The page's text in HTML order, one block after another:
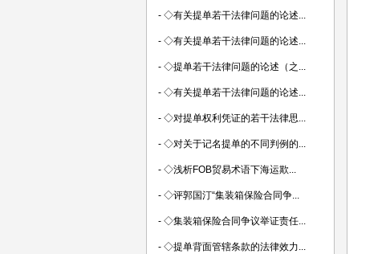
- ◇有关提单若干法律问题的论述...
- ◇有关提单若干法律问题的论述...
- ◇提单若干法律问题的论述（之...
- ◇有关提单若干法律问题的论述...
- ◇对提单权利凭证的若干法律思...
- ◇对关于记名提单的不同判例的...
- ◇浅析FOB贸易术语下海运欺...
- ◇评郭国汀“集装箱保险合同争...
- ◇集装箱保险合同争议举证责任...
- ◇提单背面管辖条款的法律效力...